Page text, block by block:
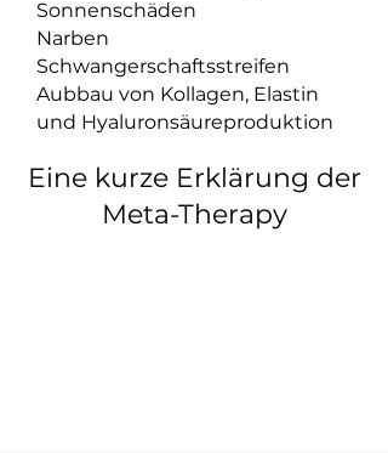
Sonnenschäden
Narben
Schwangerschaftsstreifen
Aubbau von Kollagen, Elastin
und Hyaluronsäureproduktion
Eine kurze Erklärung der
Meta-Therapy